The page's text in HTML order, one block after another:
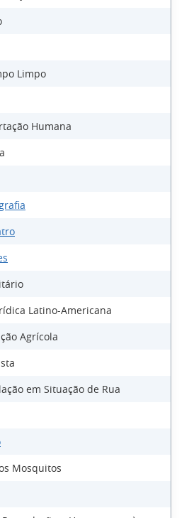
Limpo
Humana
Latino-Americana
Agrícola
em Situação de Rua
Mosquitos